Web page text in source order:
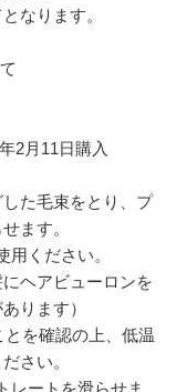
なります。
2月11日購入
た毛束をとり、プ
ます。
ください。
ヘアビューロンを
ります）
を確認の上、低温
さい。
レートを滑らせま